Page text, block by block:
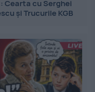
Cearta cu Serghei
și Trucurile KGB